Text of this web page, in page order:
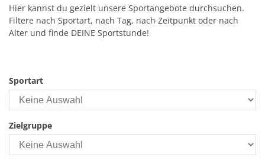
Hier kannst du gezielt unsere Sportangebote durchsuchen.
Filtere nach Sportart, nach Tag, nach Zeitpunkt oder nach
Alter und finde DEINE Sportstunde!
Sportart
Zielgruppe